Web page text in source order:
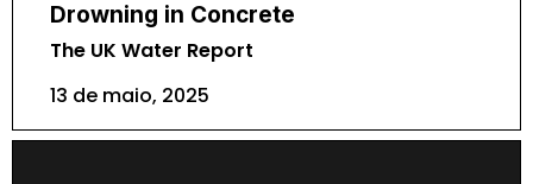
Drowning in Concrete
The UK Water Report
13 de maio, 2025